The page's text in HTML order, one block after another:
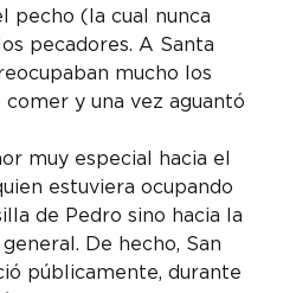
pecho (la cual nunca
pecadores. A Santa
mucho los
comer y una vez aguantó
muy especial hacia el
estuviera ocupando
de Pedro sino hacia la
De hecho, San
públicamente, durante